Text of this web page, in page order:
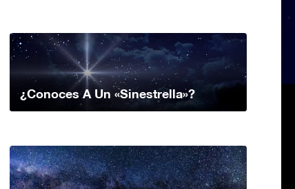
¿Conoces A Un «Sinestrella»?